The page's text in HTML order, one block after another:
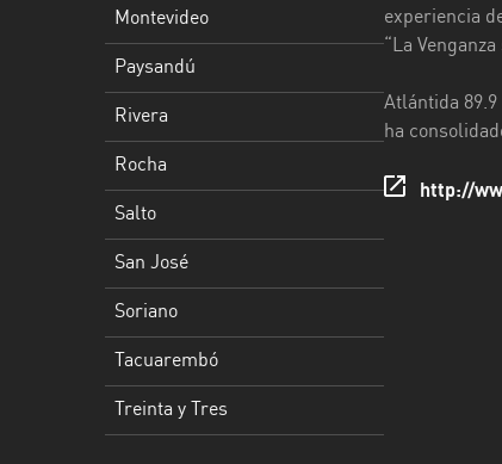
Tacuarembó
Montevideo
Paysandú
Rivera
Rocha
Salto
San José
Soriano
Tacuarembó
Treinta y Tres
experiencia
“La
Atlántida
ha
http://